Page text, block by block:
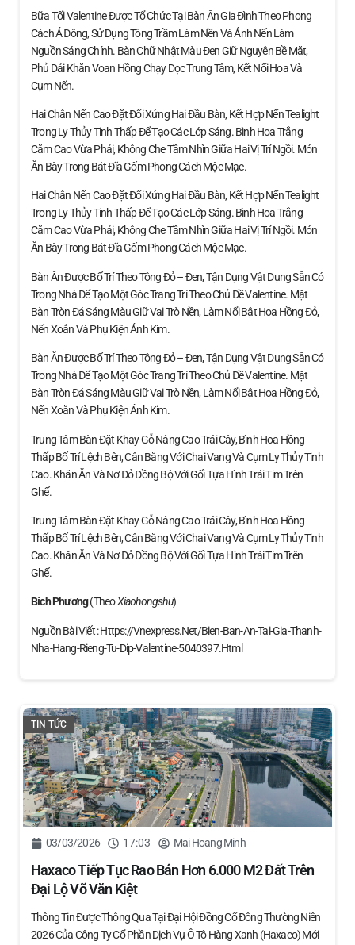
Bữa Tối Valentine Được Tổ Chức Tại Bàn Ăn Gia Đình Theo Phong
Cách Á Đông, Sử Dụng Tông Trầm Làm Nền Và Ánh Nến Làm
Nguồn Sáng Chính. Bàn Chữ Nhật Màu Đen Giữ Nguyên Bề Mặt,
Phủ Dải Khăn Voan Hồng Chạy Dọc Trung Tâm, Kết Nối Hoa Và
Cụm Nến.
Hai Chân Nến Cao Đặt Đối Xứng Hai Đầu Bàn, Kết Hợp Nến Tealight
Trong Ly Thủy Tinh Thấp Để Tạo Các Lớp Sáng. Bình Hoa Trắng
Cắm Cao Vừa Phải, Không Che Tầm Nhìn Giữa Hai Vị Trí Ngồi. Món
Ăn Bày Trong Bát Đĩa Gốm Phong Cách Mộc Mạc.
Hai Chân Nến Cao Đặt Đối Xứng Hai Đầu Bàn, Kết Hợp Nến Tealight
Trong Ly Thủy Tinh Thấp Để Tạo Các Lớp Sáng. Bình Hoa Trắng
Cắm Cao Vừa Phải, Không Che Tầm Nhìn Giữa Hai Vị Trí Ngồi. Món
Ăn Bày Trong Bát Đĩa Gốm Phong Cách Mộc Mạc.
Bàn Ăn Được Bố Trí Theo Tông Đỏ – Đen, Tận Dụng Vật Dụng Sẵn Có
Trong Nhà Để Tạo Một Góc Trang Trí Theo Chủ Đề Valentine. Mặt
Bàn Tròn Đá Sáng Màu Giữ Vai Trò Nền, Làm Nổi Bật Hoa Hồng Đỏ,
Nến Xoắn Và Phụ Kiện Ánh Kim.
Bàn Ăn Được Bố Trí Theo Tông Đỏ – Đen, Tận Dụng Vật Dụng Sẵn Có
Trong Nhà Để Tạo Một Góc Trang Trí Theo Chủ Đề Valentine. Mặt
Bàn Tròn Đá Sáng Màu Giữ Vai Trò Nền, Làm Nổi Bật Hoa Hồng Đỏ,
Nến Xoắn Và Phụ Kiện Ánh Kim.
Trung Tâm Bàn Đặt Khay Gỗ Nâng Cao Trái Cây, Bình Hoa Hồng
Thấp Bố Trí Lệch Bên, Cân Bằng Với Chai Vang Và Cụm Ly Thủy Tinh
Cao. Khăn Ăn Và Nơ Đỏ Đồng Bộ Với Gối Tựa Hình Trái Tim Trên
Ghế.
Trung Tâm Bàn Đặt Khay Gỗ Nâng Cao Trái Cây, Bình Hoa Hồng
Thấp Bố Trí Lệch Bên, Cân Bằng Với Chai Vang Và Cụm Ly Thủy Tinh
Cao. Khăn Ăn Và Nơ Đỏ Đồng Bộ Với Gối Tựa Hình Trái Tim Trên
Ghế.
Bích Phương(theoXiaohongshu)
Nguồn Bài Viết : Https://vnexpress.net/bien-Ban-An-Tai-Gia-Thanh-
Nha-Hang-Rieng-Tu-Dip-Valentine-5040397.html
TIN TỨC
03/03/2026 17:03 Mai Hoang Minh
Haxaco Tiếp Tục Rao Bán Hơn 6.000 M2 Đất Trên
Đại Lộ Võ Văn Kiệt
Thông Tin Được Thông Qua Tại Đại Hội Đồng Cổ Đông Thường Niên
2026 Của Công Ty Cổ Phần Dịch Vụ Ô Tô Hàng Xanh (Haxaco) Mới